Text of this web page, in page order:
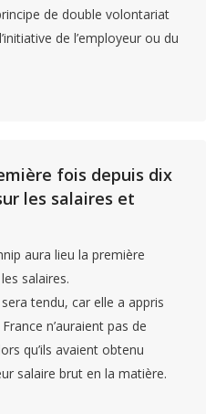
de double volontariat
de l’employeur ou du
fois depuis dix
les salaires et
aura lieu la première
salaires.
tendu, car elle a appris
n’auraient pas de
qu’ils avaient obtenu
salaire brut en la matière.